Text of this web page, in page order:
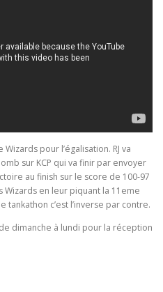
pour l’égalisation. RJ va
sur KCP qui va finir par envoyer
au finish sur le score de 100-97
en leur piquant la 11eme
c’est l’inverse par contre.
dimanche à lundi pour la réception